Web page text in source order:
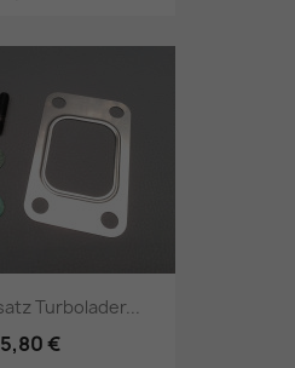
Turbolader...
€